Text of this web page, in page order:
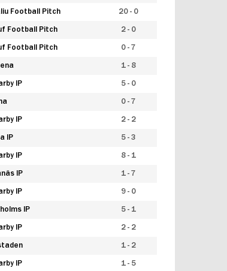
Football Pitch 20 - 0
Football Pitch 2 - 0
Football Pitch 0 - 7
1 - 8
IP 5 - 0
0 - 7
IP 2 - 2
IP 5 - 3
IP 8 - 1
IP 1 - 7
IP 9 - 0
IP 5 - 1
IP 2 - 2
1 - 2
IP 1 - 5